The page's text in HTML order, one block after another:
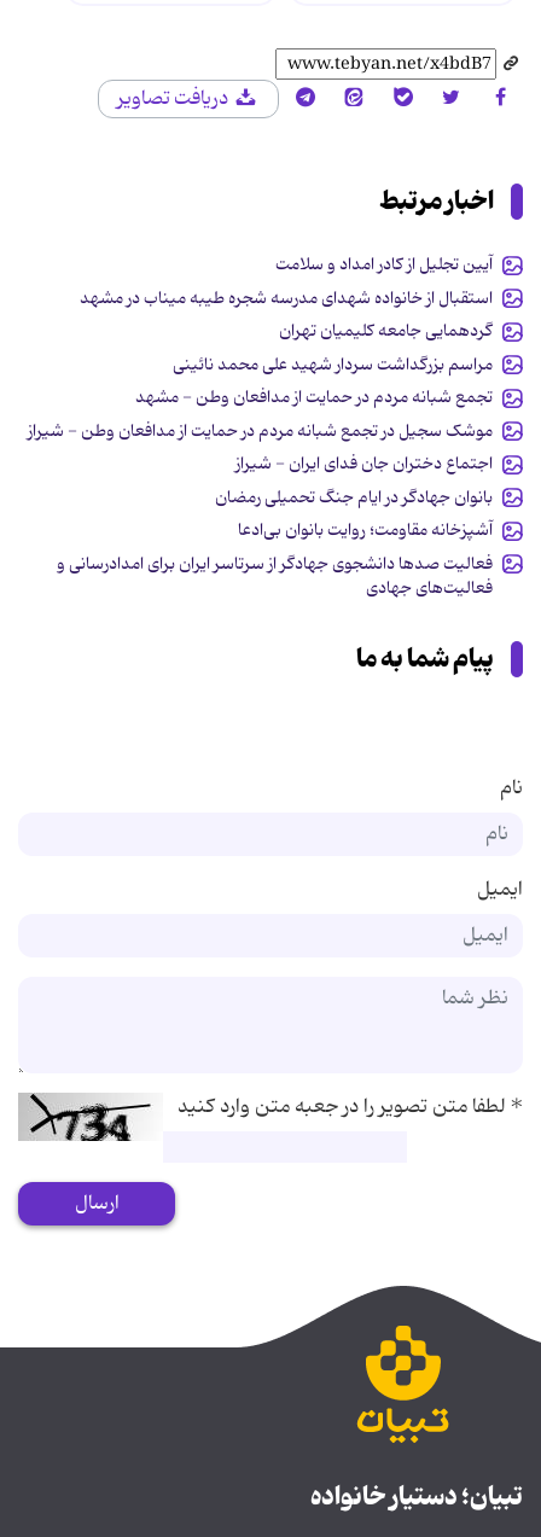
دریافت تصاویر
اخبار مرتبط
آیین تجلیل از کادر امداد و سلامت
استقبال از خانواده‌ شهدای مدرسه شجره طیبه میناب در مشهد
گردهمایی جامعه کلیمیان تهران
مراسم بزرگداشت سردار شهید علی محمد نائینی
تجمع شبانه مردم در حمایت از مدافعان وطن - مشهد
موشک سجیل در تجمع شبانه مردم در حمایت از مدافعان وطن - شیراز
اجتماع دختران جان فدای ایران - شیراز
بانوان جهادگر در ایام‌ جنگ‌ تحمیلی رمضان‌
آشپزخانه مقاومت؛ روایت بانوان بی‌ادعا
فعالیت صدها دانشجوی جهادگر از سرتاسر ایران برای امدادرسانی و
فعالیت‌های جهادی
پیام شما به ما
نام
ایمیل
*لطفا متن تصویر را در جعبه متن وارد کنید
ارسال
تبیان؛ دستیار خانواده